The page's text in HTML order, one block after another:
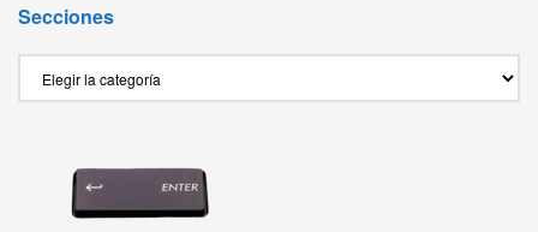
Secciones